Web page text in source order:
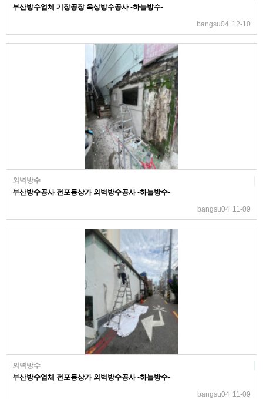
부산방수업체 기장공장 옥상방수공사 -하늘방수-
bangsu04 12-10
외벽방수
부산방수공사 전포동상가 외벽방수공사 -하늘방수-
bangsu04 11-09
외벽방수
부산방수업체 전포동상가 외벽방수공사 -하늘방수-
bangsu04 11-09